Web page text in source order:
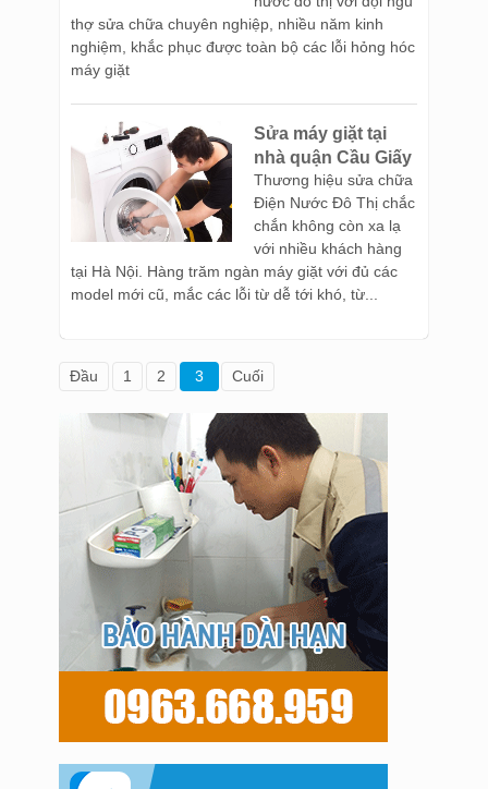
thợ sửa chữa chuyên nghiệp, nhiều năm kinh
nghiệm, khắc phục được toàn bộ các lỗi hỏng hóc
máy giặt
Sửa máy giặt tại
nhà quận Cầu Giấy
Thương hiệu sửa chữa
Điện Nước Đô Thị chắc
chắn không còn xa lạ
với nhiều khách hàng
tại Hà Nội. Hàng trăm ngàn máy giặt với đủ các
model mới cũ, mắc các lỗi từ dễ tới khó, từ...
Đầu 1 2 3 Cuối